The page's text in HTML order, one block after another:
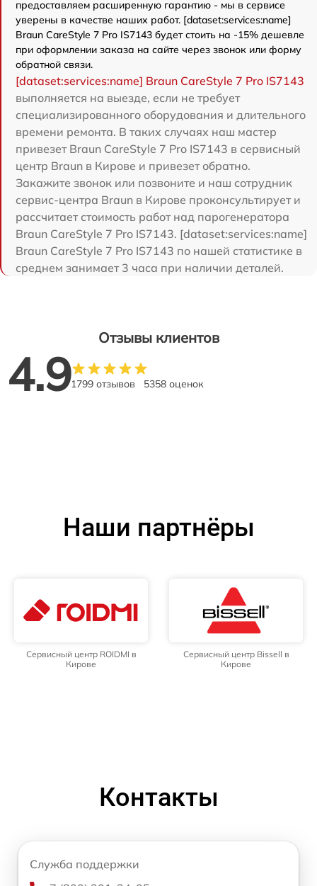
предоставляем расширенную гарантию - мы в сервисе
уверены в качестве наших работ. [dataset:services:name]
Braun CareStyle 7 Pro IS7143 будет стоить на -15% дешевле
при оформлении заказа на сайте через звонок или форму
обратной связи.
[dataset:services:name] Braun CareStyle 7 Pro IS7143
выполняется на выезде, если не требует
специализированного оборудования и длительного
времени ремонта. В таких случаях наш мастер
привезет Braun CareStyle 7 Pro IS7143 в сервисный
центр Braun в Кирове и привезет обратно.
Закажите звонок или позвоните и наш сотрудник
сервис-центра Braun в Кирове проконсультирует и
рассчитает стоимость работ над парогенератора
Braun CareStyle 7 Pro IS7143. [dataset:services:name]
Braun CareStyle 7 Pro IS7143 по нашей статистике в
среднем занимает 3 часа при наличии деталей.
Отзывы клиентов
4.91799 отзывов 5358 оценок
Наши партнёры
Сервисный центр ROIDMI в
Кирове
Сервисный центр Bissell в
Кирове
Контакты
Служба поддержки